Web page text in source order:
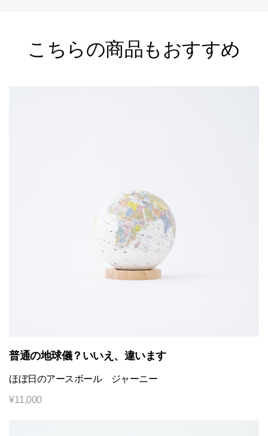
こちらの商品もおすすめ
普通の地球儀？いいえ、違います
ほぼ日のアースボール ジャーニー
¥11,000